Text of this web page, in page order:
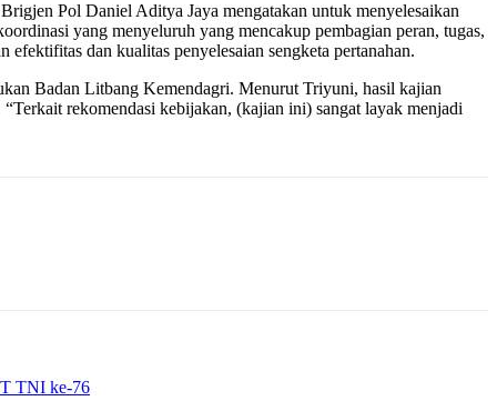
Pol Daniel Aditya Jaya mengatakan untuk menyelesaikan
yang menyeluruh yang mencakup pembagian peran, tugas,
dan kualitas penyelesaian sengketa pertanahan.
Badan Litbang Kemendagri. Menurut Triyuni, hasil kajian
rekomendasi kebijakan, (kajian ini) sangat layak menjadi
TNI ke-76